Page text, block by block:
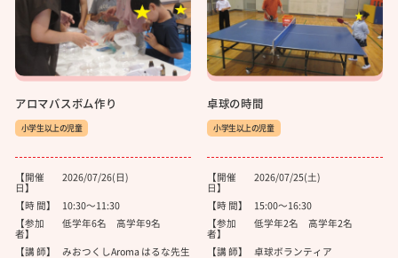
アロマバスボム作り
小学生以上の児童
【開催
日】
2026/07/26(日)
【時 間】
10:30～11:30
【参加
者】
低学年6名 高学年9名
【講 師】 みおつくしAroma はるな先生
卓球の時間
小学生以上の児童
【開催
日】
2026/07/25(土)
【時 間】
15:00～16:30
【参加
者】
低学年2名 高学年2名
【講 師】 卓球ボランティア